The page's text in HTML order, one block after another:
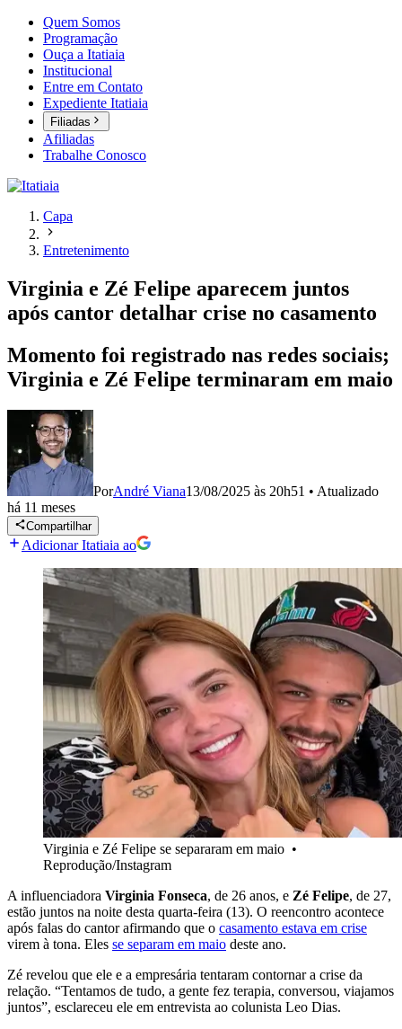
Quem Somos
Programação
Ouça a Itatiaia
Institucional
Entre em Contato
Expediente Itatiaia
Filiadas
Afiliadas
Trabalhe Conosco
Capa
Entretenimento
Virginia e Zé Felipe aparecem juntos
após cantor detalhar crise no casamento
Momento foi registrado nas redes sociais;
Virginia e Zé Felipe terminaram em maio
PorAndré Viana13/08/2025 às 20h51 • Atualizado
há 11 meses
Compartilhar
Adicionar Itatiaia ao
Virginia e Zé Felipe se separaram em maio •
Reprodução/Instagram
A influenciadora Virginia Fonseca, de 26 anos, e Zé Felipe, de 27,
estão juntos na noite desta quarta-feira (13). O reencontro acontece
após falas do cantor afirmando que o casamento estava em crise
virem à tona. Eles se separam em maio deste ano.
Zé revelou que ele e a empresária tentaram contornar a crise da
relação. “Tentamos de tudo, a gente fez terapia, conversou, viajamos
juntos”, esclareceu ele em entrevista ao colunista Leo Dias.